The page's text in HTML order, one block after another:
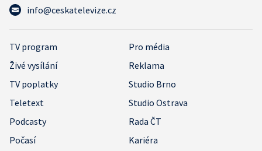
info@ceskatelevize.cz
TV program
Pro média
Živé vysílání
Reklama
TV poplatky
Studio Brno
Teletext
Studio Ostrava
Podcasty
Rada ČT
Počasí
Kariéra